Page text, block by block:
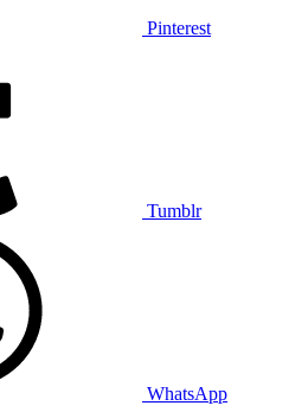
Pinterest
Tumblr
WhatsApp